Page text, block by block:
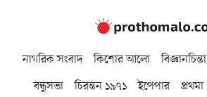
নাগরিক সংবাদ কিশোর আলো বিজ্ঞানচিন্তা
বন্ধুসভা
চিরন্তন ১৯৭১ ইপেপার প্রথমা